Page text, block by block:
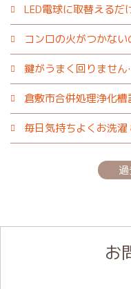
LED電球に取替えるだ
コンロの火がつかな
鍵がうまく回りませ
倉敷市合併処理浄化
毎日気持ちよくお洗
お